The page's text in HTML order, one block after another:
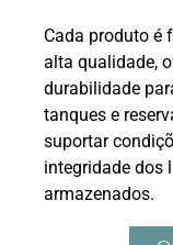
Cada produto é
alta qualidade,
durabilidade
tanques e
suportar
integridade dos
armazenados.